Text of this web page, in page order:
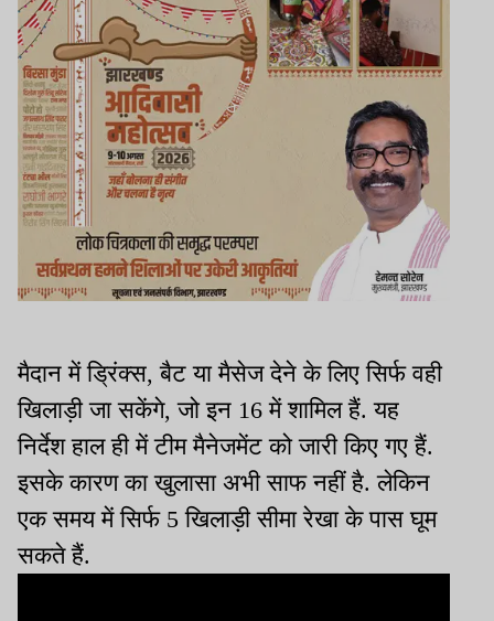
मैदान में ड्रिंक्स, बैट या मैसेज देने के लिए सिर्फ वही
खिलाड़ी जा सकेंगे, जो इन 16 में शामिल हैं. यह
निर्देश हाल ही में टीम मैनेजमेंट को जारी किए गए हैं.
इसके कारण का खुलासा अभी साफ नहीं है. लेकिन
एक समय में सिर्फ 5 खिलाड़ी सीमा रेखा के पास घूम
सकते हैं.